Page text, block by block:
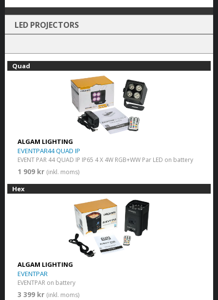
LED PROJECTORS
Quad
ALGAM LIGHTING
EVENTPAR44 QUAD IP
EVENT PAR 44 QUAD IP IP65 4 X 4W RGB+WW Par LED on battery
1 909 kr (inkl. moms)
Hex
ALGAM LIGHTING
EVENTPAR
EVENTPAR on battery
3 399 kr (inkl. moms)